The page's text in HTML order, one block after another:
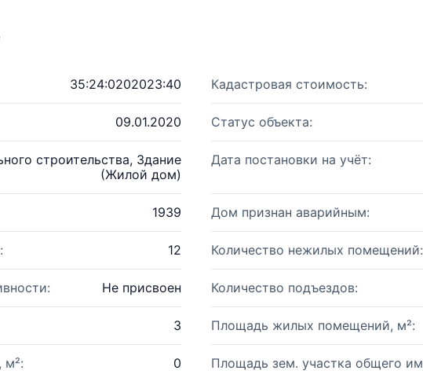
35:24:0202023:40 Кадастровая стоимость:
09.01.2020 Статус объекта:
строительства, Здание
(Жилой дом)
Дата постановки на учёт:
1939 Дом признан аварийным:
12 Количество нежилых помещений:
Не присвоен Количество подъездов:
3 Площадь жилых помещений, м²:
м²: 0 Площадь зем. участка общего